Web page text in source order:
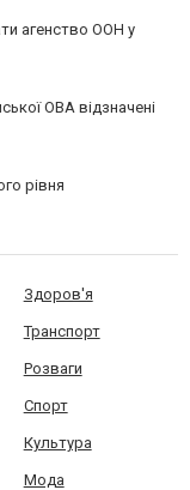
агенство ООН у
ОВА відзначені
рівня
Здоров'я
Транспорт
Розваги
Спорт
Культура
Мода